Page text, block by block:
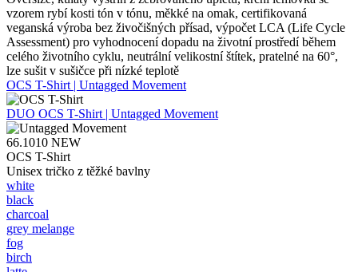
vzorem rybí kosti tón v tónu, měkké na omak, certifikovaná
veganská výroba bez živočišných přísad, výpočet LCA (Life Cycle
Assessment) pro vyhodnocení dopadu na životní prostředí během
celého životního cyklu, neutrální velikostní štítek, pratelné na 60°,
lze sušit v sušičce při nízké teplotě
OCS T-Shirt | Untagged Movement
DUO OCS T-Shirt | Untagged Movement
66.1010 NEW
OCS T-Shirt
Unisex tričko z těžké bavlny
white
black
charcoal
grey melange
fog
birch